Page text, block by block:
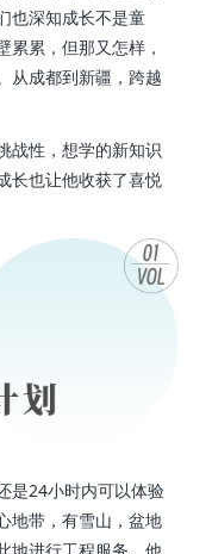
也深知成长不是童
累累，但那又怎样，
从成都到新疆，跨越
战性，想学的新知识
长也让他收获了喜悦
是24小时内可以体验
地带，有雪山，盆地